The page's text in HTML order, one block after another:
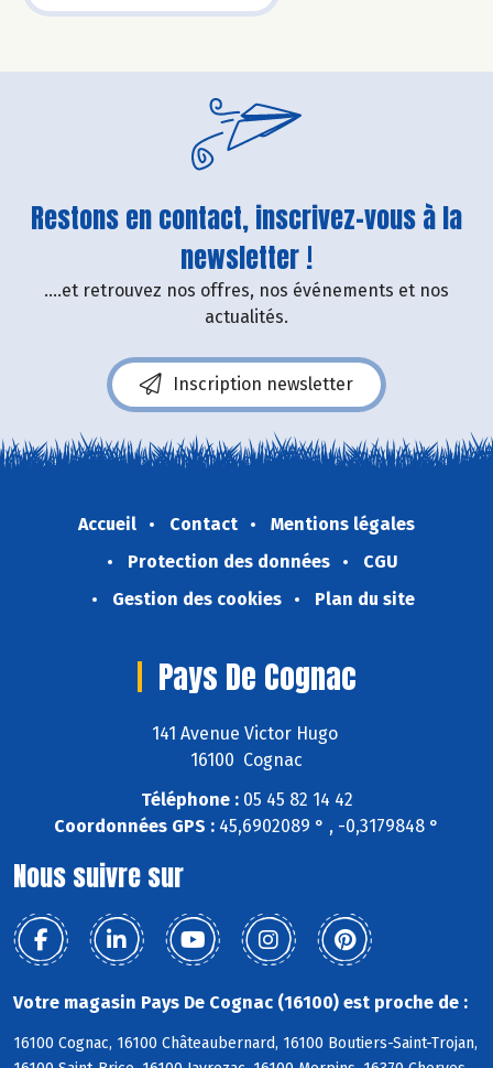
Restons en contact, inscrivez-vous à la
newsletter !
....et retrouvez nos offres, nos événements et nos
actualités.
Inscription newsletter
Accueil Contact
Mentions légales
Protection des données
CGU
Gestion des cookies
Plan du site
Pays De Cognac
141 Avenue Victor Hugo
16100 Cognac
Téléphone :05 45 82 14 42
Coordonnées GPS : 45,6902089 ° , -0,3179848 °
Nous suivre sur
Votre magasin Pays De Cognac (16100) est proche de :
16100 Cognac, 16100 Châteaubernard, 16100 Boutiers-Saint-Trojan,